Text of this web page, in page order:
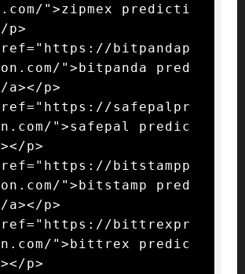
">zipmex predicti
p>
bitpandap
">bitpanda pred
p>
safepalpr
">safepal predic
p>
bitstampp
">bitstamp pred
p>
bittrexpr
">bittrex predic
p>